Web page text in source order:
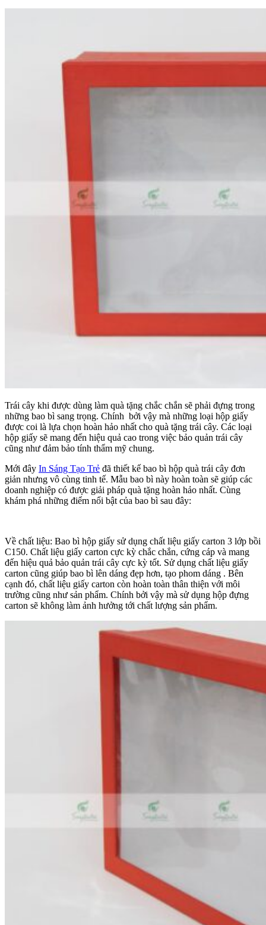
Trái cây khi được dùng làm quà tặng chắc chắn sẽ phải đựng trong
những bao bì sang trọng. Chính bởi vậy mà những loại hộp giấy
được coi là lựa chọn hoàn hảo nhất cho quà tặng trái cây. Các loại
hộp giấy sẽ mang đến hiệu quả cao trong việc bảo quản trái cây
cũng như đảm bảo tính thẩm mỹ chung.
Mới đây In Sáng Tạo Trẻ đã thiết kế bao bì hộp quà trái cây đơn
giản nhưng vô cùng tinh tế. Mẫu bao bì này hoàn toàn sẽ giúp các
doanh nghiệp có được giải pháp quà tặng hoàn hảo nhất. Cùng
khám phá những điểm nổi bật của bao bì sau đây:
Về chất liệu: Bao bì hộp giấy sử dụng chất liệu giấy carton 3 lớp bồi
C150. Chất liệu giấy carton cực kỳ chắc chắn, cứng cáp và mang
đến hiệu quả bảo quản trái cây cực kỳ tốt. Sử dụng chất liệu giấy
carton cũng giúp bao bì lên dáng đẹp hơn, tạo phom dáng . Bên
cạnh đó, chất liệu giấy carton còn hoàn toàn thân thiện với môi
trường cũng như sản phẩm. Chính bởi vậy mà sử dụng hộp đựng
carton sẽ không làm ảnh hưởng tới chất lượng sản phẩm.